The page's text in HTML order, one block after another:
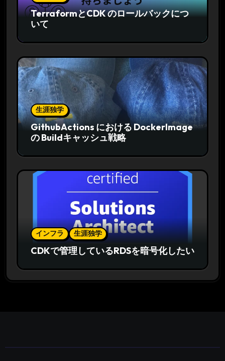
TerraformとCDK のロールバックにつ
いて
生涯独学
GithubActions における DockerImage
の Buildキャッシュ戦略
インフラ 生涯独学
CDKで管理しているRDSを暗号化したい